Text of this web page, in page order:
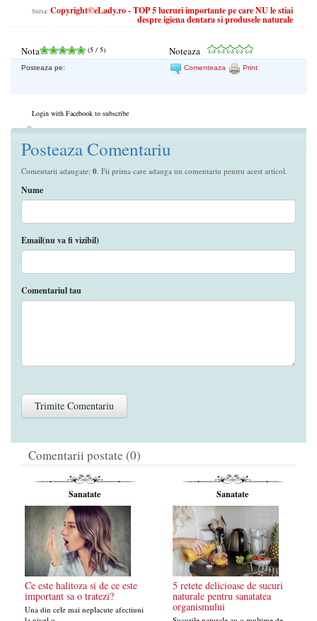
Sursa: Copyright©eLady.ro - TOP 5 lucruri importante pe care NU le stiai
despre igiena dentara si produsele naturale
Nota (5 / 5) Noteaza
Posteaza pe: Comenteaza Print
Login with Facebook to subscribe
Posteaza Comentariu
Comentarii adaugate: 0 . Fii prima care adauga un comentariu pentru acest articol.
Nume
Email(nu va fi vizibil)
Comentariul tau
Comentarii postate (0)
Sanatate
Ce este halitoza si de ce este
important sa o tratezi?
Una din cele mai neplacute afectiuni
Sanatate
5 retete delicioase de sucuri
naturale pentru sanatatea
organismului